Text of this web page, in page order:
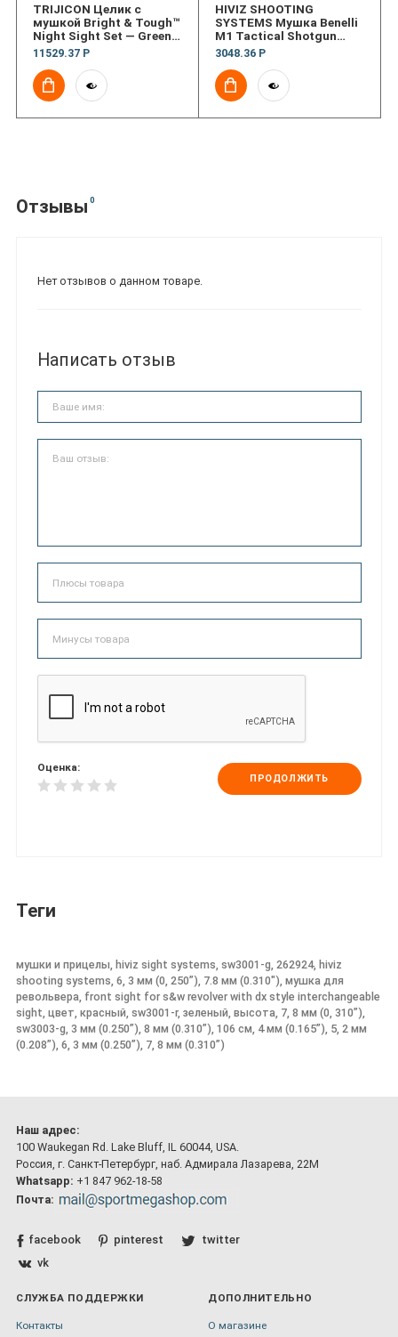
TRIJICON Целик с
мушкой Bright & Tough™
Night Sight Set — Green
Front & Green Rear — for
Glock® Pistols
11529.37 Р
HIVIZ SHOOTING
SYSTEMS Мушка Benelli
M1 Tactical Shotgun
Sight
3048.36 Р
Отзывы 0
Нет отзывов о данном товаре.
Написать отзыв
Оценка:
ПРОДОЛЖИТЬ
Теги
мушки и прицелы, hiviz sight systems, sw3001-g, 262924, hiviz
shooting systems, 6, 3 мм (0, 250”), 7.8 мм (0.310"), мушка для
револьвера, front sight for s&w revolver with dx style interchangeable
sight, цвет, красный, sw3001-r, зеленый, высота, 7, 8 мм (0, 310”),
sw3003-g, 3 мм (0.250”), 8 мм (0.310”), 106 см, 4 мм (0.165”), 5, 2 мм
(0.208”), 6, 3 мм (0.250”), 7, 8 мм (0.310”)
Наш адрес:
100 Waukegan Rd. Lake Bluff, IL 60044, USA.
Россия, г. Санкт-Петербург, наб. Адмирала Лазарева, 22М
Whatsapp: +1 847 962-18-58
Почта:
facebook pinterest
twitter
vk
СЛУЖБА ПОДДЕРЖКИ
Контакты
ДОПОЛНИТЕЛЬНО
О магазине